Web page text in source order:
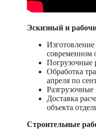
Эскизный и
современном
Погрузочные
Обработка
апреля по
Разгрузочные
Доставка
объекта
Строительные